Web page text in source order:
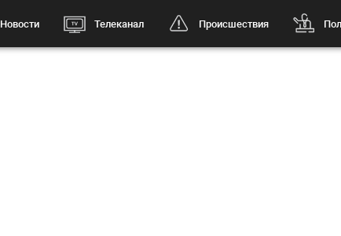
Новости Телеканал Происшествия